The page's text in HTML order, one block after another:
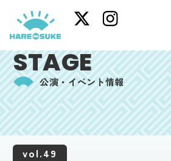
STAGE
公演・イベント情報
vol.49